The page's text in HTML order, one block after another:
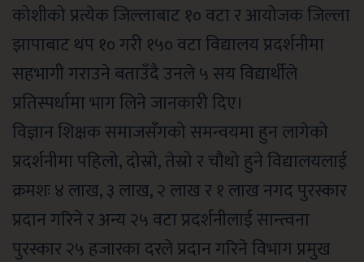
कोशीको प्रत्येक जिल्लाबाट १० वटा र आयोजक जिल्ला
झापाबाट थप १० गरी १५० वटा विद्यालय प्रदर्शनीमा
सहभागी गराउने बताउँदै उनले ५ सय विद्यार्थीले
प्रतिस्पर्धामा भाग लिने जानकारी दिए।
विज्ञान शिक्षक समाजसँगको समन्वयमा हुन लागेको
प्रदर्शनीमा पहिलो, दोस्रो, तेस्रो र चौथो हुने विद्यालयलाई
क्रमशः ४ लाख, ३ लाख, २ लाख र १ लाख नगद पुरस्कार
प्रदान गरिने र अन्य २५ वटा प्रदर्शनीलाई सान्त्वना
पुरस्कार २५ हजारका दरले प्रदान गरिने विभाग प्रमुख